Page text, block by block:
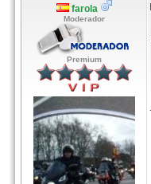
farola
Moderador
Premium